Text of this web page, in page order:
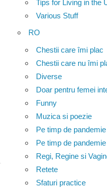
Tips for Living in the
Various Stuff
RO
Chestii care îmi plac
Chestii care nu îmi
Diverse
Doar pentru femei
Funny
Muzica si poezie
Pe timp de pandemie
Pe timp de pandemie
Regi, Regine si
Retete
Sfaturi practice